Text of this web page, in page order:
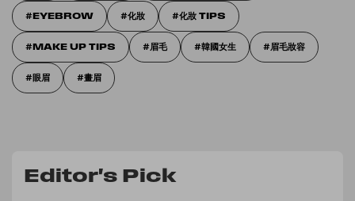
EYEBROW 化妝 化妝 TIPS
MAKE UP TIPS 眉毛 韓國女生 眉毛妝容
眼眉 畫眉
Editor's Pick